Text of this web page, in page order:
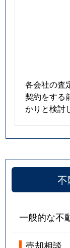
各会社の査
契約をする
かりと検討
一般的な不
売却相談